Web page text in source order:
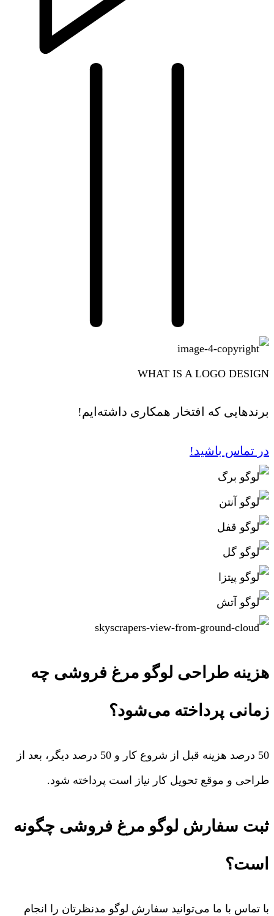
WHAT IS A LOGO DESIGN
برندهایی که افتخار همکاری داشته‌ایم!
در تماس باشید!
هزینه طراحی لوگو مرغ فروشی چه
زمانی پرداخته می‌شود؟
50 درصد هزینه قبل از شروع کار و 50 درصد دیگر، بعد از
طراحی و موقع تحویل کار نیاز است پرداخته شود.
ثبت سفارش لوگو مرغ فروشی چگونه
است؟
با تماس با ما می‌توانید سفارش لوگو مدنظرتان را انجام